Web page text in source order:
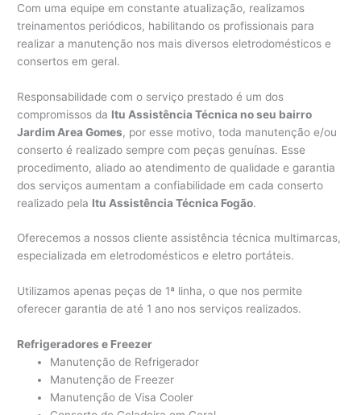
Com uma equipe em constante atualização, realizamos
treinamentos periódicos, habilitando os profissionais para
realizar a manutenção nos mais diversos eletrodomésticos e
consertos em geral.
Responsabilidade com o serviço prestado é um dos
compromissos da Itu Assistência Técnica no seu bairro
Jardim Area Gomes, por esse motivo, toda manutenção e/ou
conserto é realizado sempre com peças genuínas. Esse
procedimento, aliado ao atendimento de qualidade e garantia
dos serviços aumentam a confiabilidade em cada conserto
realizado pela Itu Assistência Técnica Fogão.
Oferecemos a nossos cliente assistência técnica multimarcas,
especializada em eletrodomésticos e eletro portáteis.
Utilizamos apenas peças de 1ª linha, o que nos permite
oferecer garantia de até 1 ano nos serviços realizados.
Refrigeradores e Freezer
Manutenção de Refrigerador
Manutenção de Freezer
Manutenção de Visa Cooler